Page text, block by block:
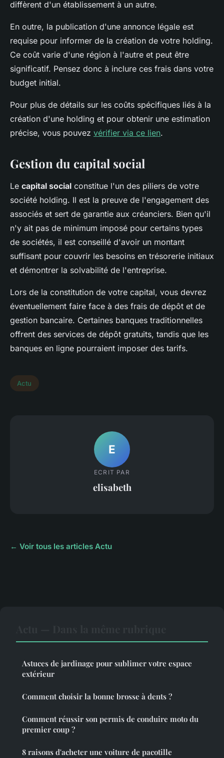
diffèrent d'un établissement à un autre.
En outre, la publication d'une annonce légale est
requise pour informer de la création de votre holding.
Ce coût varie d'une région à l'autre et peut être
significatif. Pensez donc à inclure ces frais dans votre
budget initial.
Pour plus de détails sur les coûts spécifiques liés à la
création d'une holding et pour obtenir une estimation
précise, vous pouvez vérifier via ce lien.
Gestion du capital social
Le capital social constitue l'un des piliers de votre
société holding. Il est la preuve de l'engagement des
associés et sert de garantie aux créanciers. Bien qu'il
n'y ait pas de minimum imposé pour certains types
de sociétés, il est conseillé d'avoir un montant
suffisant pour couvrir les besoins en trésorerie initiaux
et démontrer la solvabilité de l'entreprise.
Lors de la constitution de votre capital, vous devrez
éventuellement faire face à des frais de dépôt et de
gestion bancaire. Certaines banques traditionnelles
offrent des services de dépôt gratuits, tandis que les
banques en ligne pourraient imposer des tarifs.
Actu
E
ECRIT PAR
elisabeth
← Voir tous les articles Actu
Astuces de jardinage pour sublimer votre espace
extérieur
Comment choisir la bonne brosse à dents ?
Comment réussir son permis de conduire moto du
premier coup ?
8 raisons d'acheter une voiture de pacotille